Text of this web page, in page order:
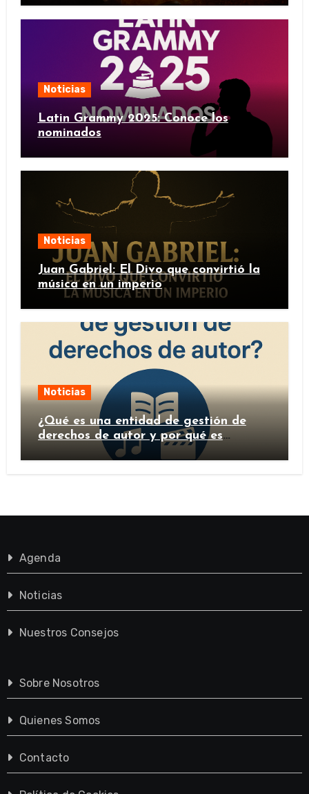
Noticias
Latin Grammy 2025: Conoce los
nominados
Noticias
Juan Gabriel: El Divo que convirtió la
música en un imperio
Noticias
¿Qué es una entidad de gestión de
derechos de autor y por qué es
importante?
Agenda
Noticias
Nuestros Consejos
Sobre Nosotros
Quienes Somos
Contacto